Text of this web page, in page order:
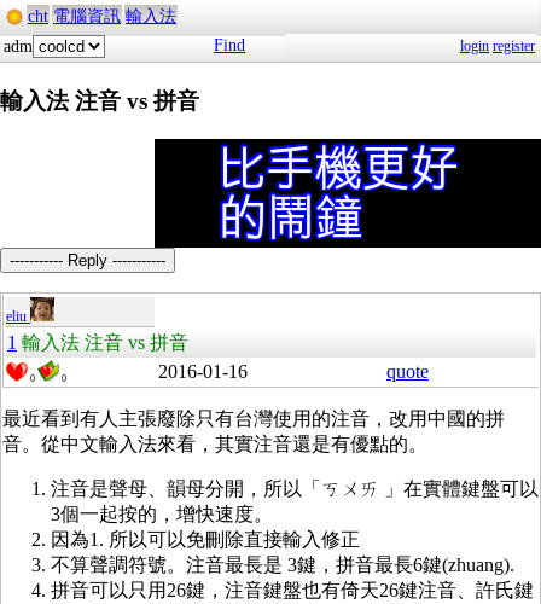
cht 電腦資訊 輸入法
adm
Find login register
輸入法 注音 vs 拼音
----------- Reply -----------
eliu
1 輸入法 注音 vs 拼音
0 0 2016-01-16 quote
最近看到有人主張廢除只有台灣使用的注音，改用中國的拼
音。從中文輸入法來看，其實注音還是有優點的。
注音是聲母、韻母分開，所以「ㄎㄨㄞ 」在實體鍵盤可以
3個一起按的，增快速度。
因為1. 所以可以免刪除直接輸入修正
不算聲調符號。注音最長是 3鍵，拼音最長6鍵(zhuang).
拼音可以只用26鍵，注音鍵盤也有倚天26鍵注音、許氏鍵